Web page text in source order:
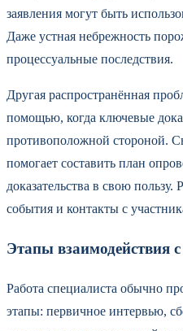
заявления могут быть
Даже устная небрежность
процессуальные последствия.
Другая распространённая
помощью, когда ключевые
противоположной стороной.
помогает составить план
доказательства в свою пользу.
события и контакты с
Этапы взаимодействия
Работа специалиста обычно
этапы: первичное интервью,